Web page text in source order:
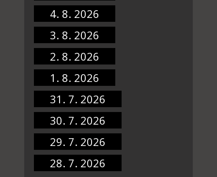
4. 8. 2026
3. 8. 2026
2. 8. 2026
1. 8. 2026
31. 7. 2026
30. 7. 2026
29. 7. 2026
28. 7. 2026